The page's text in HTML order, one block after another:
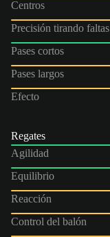
Centros
Precisión tirando faltas
Pases cortos
Pases largos
Efecto
Regates
Agilidad
Equilibrio
Reacción
Control del balón